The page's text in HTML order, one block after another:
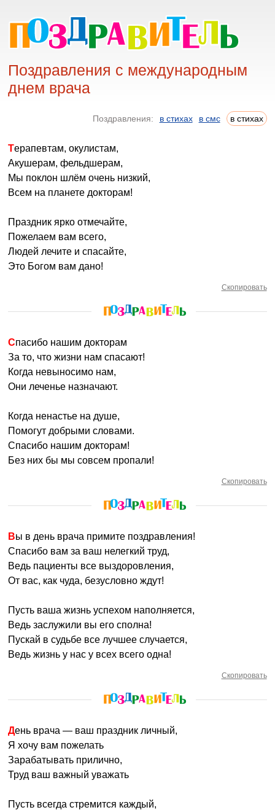
Поздравления с международным
днем врача
Поздравления: в стихах в смс в стихах
Терапевтам, окулистам,
Акушерам, фельдшерам,
Мы поклон шлём очень низкий,
Всем на планете докторам!
Праздник ярко отмечайте,
Пожелаем вам всего,
Людей лечите и спасайте,
Это Богом вам дано!
Скопировать
Спасибо нашим докторам
За то, что жизни нам спасают!
Когда невыносимо нам,
Они леченье назначают.
Когда ненастье на душе,
Помогут добрыми словами.
Спасибо нашим докторам!
Без них бы мы совсем пропали!
Скопировать
Вы в день врача примите поздравления!
Спасибо вам за ваш нелегкий труд,
Ведь пациенты все выздоровления,
От вас, как чуда, безусловно ждут!
Пусть ваша жизнь успехом наполняется,
Ведь заслужили вы его сполна!
Пускай в судьбе все лучшее случается,
Ведь жизнь у нас у всех всего одна!
Скопировать
День врача — ваш праздник личный,
Я хочу вам пожелать
Зарабатывать прилично,
Труд ваш важный уважать
Пусть всегда стремится каждый,